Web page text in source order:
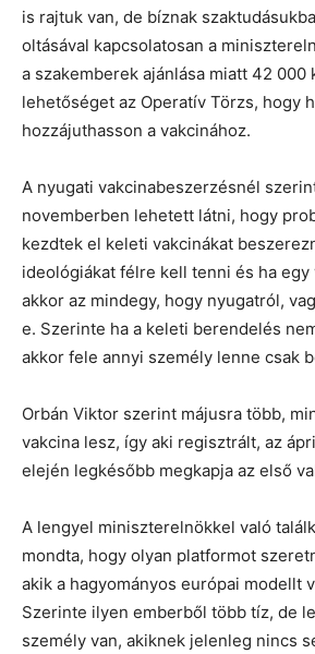
is rajtuk van, de bíznak
oltásával kapcsolatosan a
a szakemberek ajánlása miatt 42 000
lehetőséget az Operatív Törzs, hogy
hozzájuthasson a vakcinához.
A nyugati vakcinabeszerzésnél
novemberben lehetett látni, hogy
kezdtek el keleti vakcinákat
ideológiákat félre kell tenni és ha egy
akkor az mindegy, hogy nyugatról,
e. Szerinte ha a keleti berendelés
akkor fele annyi személy lenne csak
Orbán Viktor szerint májusra több,
vakcina lesz, így aki regisztrált, az
elején legkésőbb megkapja az első
A lengyel miniszterelnökkel való
mondta, hogy olyan platformot
akik a hagyományos európai modellt
Szerinte ilyen emberből több tíz, de
személy van, akiknek jelenleg nincs